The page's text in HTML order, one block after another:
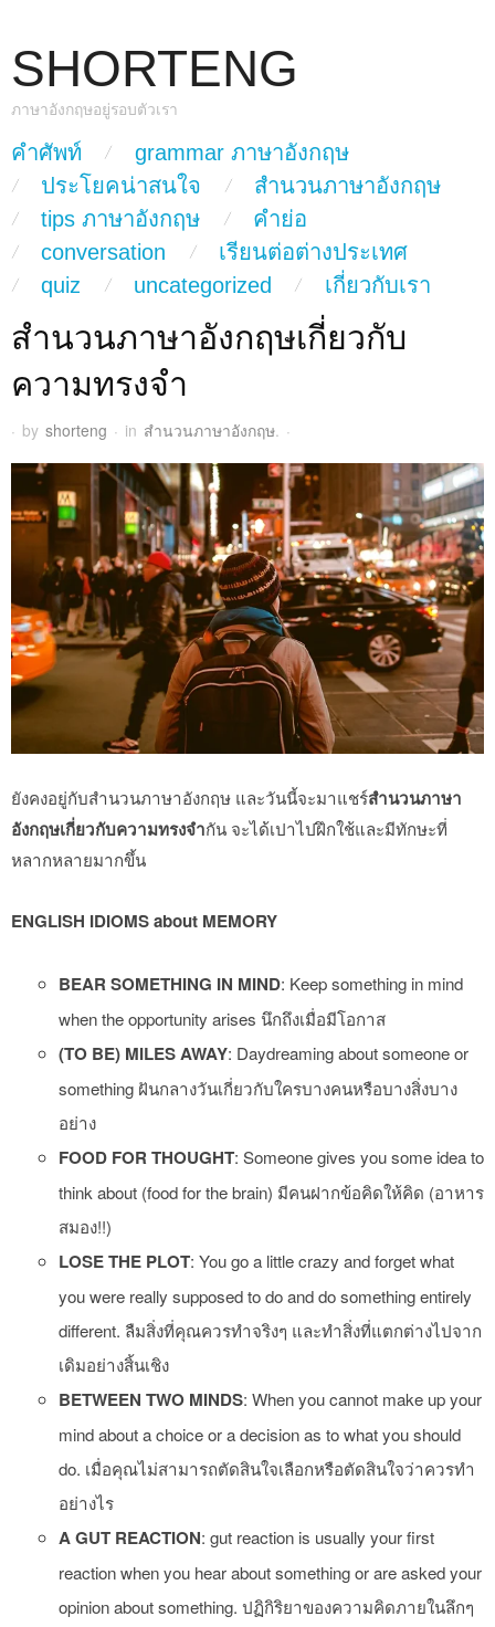
SHORTENG
ภาษาอังกฤษอยู่รอบตัวเรา
Main Menu
skip to content
คำศัพท์
grammar ภาษาอังกฤษ
ประโยคน่าสนใจ
สำนวนภาษาอังกฤษ
tips ภาษาอังกฤษ
คำย่อ
conversation
เรียนต่อต่างประเทศ
quiz
uncategorized เกี่ยวกับเรา
สำนวนภาษาอังกฤษเกี่ยวกับ
ความทรงจำ
· by shorteng · in สำนวนภาษาอังกฤษ. ·
ยังคงอยู่กับสำนวนภาษาอังกฤษ และวันนี้จะมาแชร์สำนวนภาษา
อังกฤษเกี่ยวกับความทรงจำกัน จะได้เปาไปฝึกใช้และมีทักษะที่
หลากหลายมากขึ้น
ENGLISH IDIOMS about MEMORY
BEAR SOMETHING IN MIND: Keep something in mind
when the opportunity arises นึกถึงเมื่อมีโอกาส
(TO BE) MILES AWAY: Daydreaming about someone or
something ฝันกลางวันเกี่ยวกับใครบางคนหรือบางสิ่งบาง
อย่าง
FOOD FOR THOUGHT: Someone gives you some idea to
think about (food for the brain) มีคนฝากข้อคิดให้คิด (อาหาร
สมอง!!)
LOSE THE PLOT: You go a little crazy and forget what
you were really supposed to do and do something entirely
different. ลืมสิ่งที่คุณควรทำจริงๆ และทำสิ่งที่แตกต่างไปจาก
เดิมอย่างสิ้นเชิง
BETWEEN TWO MINDS: When you cannot make up your
mind about a choice or a decision as to what you should
do. เมื่อคุณไม่สามารถตัดสินใจเลือกหรือตัดสินใจว่าควรทำ
อย่างไร
A GUT REACTION: gut reaction is usually your first
reaction when you hear about something or are asked your
opinion about something. ปฏิกิริยาของความคิดภายในลึกๆ